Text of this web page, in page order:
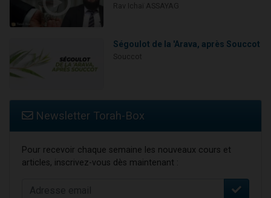
Ségoulot de la 'Arava, après Souccot
Newsletter Torah-Box
Pour recevoir chaque semaine les nouveaux cours et
articles, inscrivez-vous dès maintenant :